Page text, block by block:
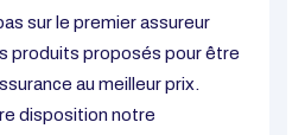
sur le premier assureur
produits proposés pour être
au meilleur prix.
disposition notre